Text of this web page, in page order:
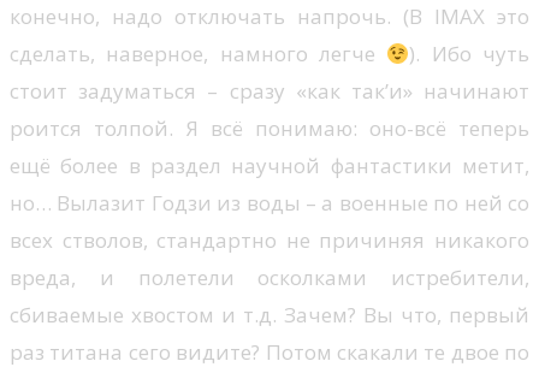
конечно, надо отключать напрочь. (В IMAX это
сделать, наверное, намного легче
). Ибо чуть
стоит задуматься – сразу «как так’и» начинают
роится толпой. Я всё понимаю: оно-всё теперь
ещё более в раздел научной фантастики метит,
но… Вылазит Годзи из воды – а военные по ней со
всех стволов, стандартно не причиняя никакого
вреда, и полетели осколками истребители,
сбиваемые хвостом и т.д. Зачем? Вы что, первый
раз титана сего видите? Потом скакали те двое по